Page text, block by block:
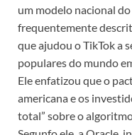
um modelo nacional
frequentemente
que ajudou o TikTok a
populares do mundo
Ele enfatizou que o
americana e os
total” sobre o